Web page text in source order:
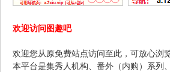
欢迎访问图趣吧
欢迎您从原免费站点访问至此，可放心浏
本平台是集秀人机构、番外（内购）系列